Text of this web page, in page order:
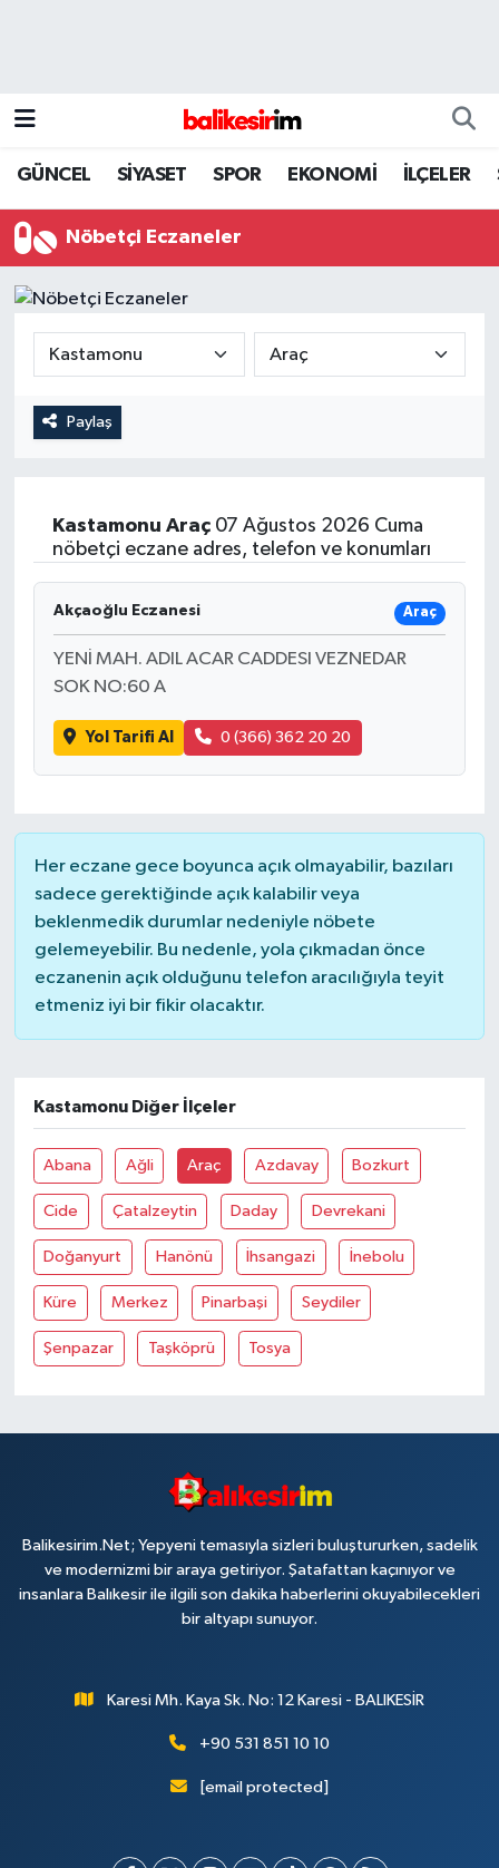
GÜNCEL SİYASET SPOR EKONOMİ İLÇELER
Nöbetçi Eczaneler
Paylaş
Kastamonu Araç07 Ağustos 2026 Cuma
nöbetçi eczane adres, telefon ve konumları
Akçaoğlu Eczanesi Araç
YENİ MAH. ADIL ACAR CADDESI VEZNEDAR
SOK NO:60 A
Yol Tarifi Al 0 (366) 362 20 20
Her eczane gece boyunca açık olmayabilir, bazıları
sadece gerektiğinde açık kalabilir veya
beklenmedik durumlar nedeniyle nöbete
gelemeyebilir. Bu nedenle, yola çıkmadan önce
eczanenin açık olduğunu telefon aracılığıyla teyit
etmeniz iyi bir fikir olacaktır.
Kastamonu Diğer İlçeler
Abana Ağli Araç Azdavay Bozkurt
Cide Çatalzeytin Daday Devrekani
Doğanyurt Hanönü İhsangazi İnebolu
Küre Merkez Pinarbaşi Seydiler
Şenpazar Taşköprü Tosya
Balikesirim.Net; Yepyeni temasıyla sizleri buluştururken, sadelik
ve modernizmi bir araya getiriyor. Şatafattan kaçınıyor ve
insanlara Balıkesir ile ilgili son dakika haberlerini okuyabilecekleri
bir altyapı sunuyor.
Karesi Mh. Kaya Sk. No: 12 Karesi - BALIKESİR
+90 531 851 10 10
[email protected]